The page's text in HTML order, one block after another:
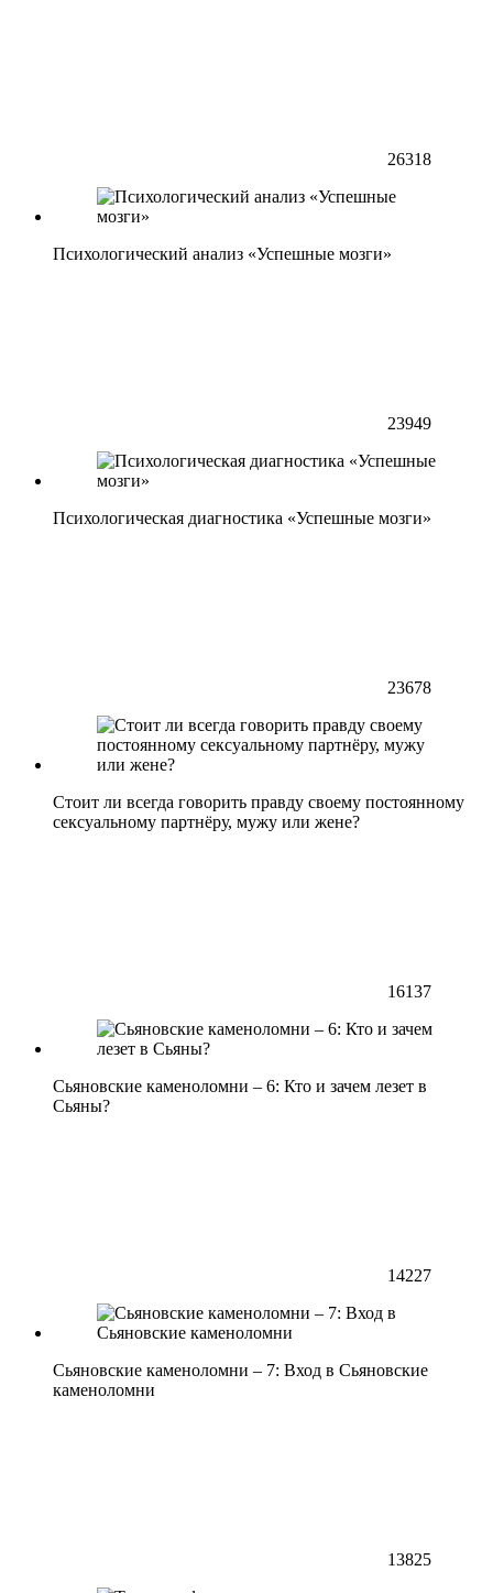
26318
Психологический анализ «Успешные мозги»
23949
Психологическая диагностика «Успешные мозги»
23678
Стоит ли всегда говорить правду своему постоянному
сексуальному партнёру, мужу или жене?
16137
Сьяновские каменоломни – 6: Кто и зачем лезет в
Сьяны?
14227
Сьяновские каменоломни – 7: Вход в Сьяновские
каменоломни
13825